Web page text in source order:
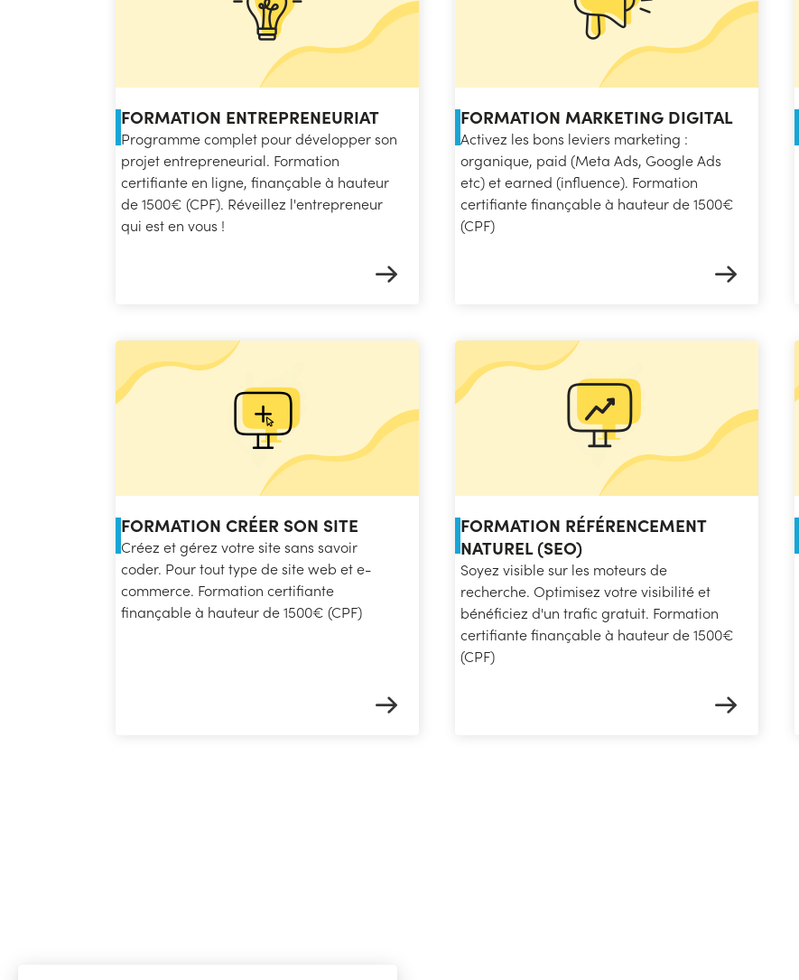
FORMATION ENTREPRENEURIAT
Programme complet pour développer son
projet entrepreneurial. Formation
certifiante en ligne, finançable à hauteur
de 1500€ (CPF). Réveillez l'entrepreneur
qui est en vous !
FORMATION MARKETING DIGITAL
Activez les bons leviers marketing :
organique, paid (Meta Ads, Google Ads
etc) et earned (influence). Formation
certifiante finançable à hauteur de 1500€
(CPF)
FORMATION CRÉER SON SITE
Créez et gérez votre site sans savoir
coder. Pour tout type de site web et e-
commerce. Formation certifiante
finançable à hauteur de 1500€ (CPF)
FORMATION RÉFÉRENCEMENT
NATUREL (SEO)
Soyez visible sur les moteurs de
recherche. Optimisez votre visibilité et
bénéficiez d'un trafic gratuit. Formation
certifiante finançable à hauteur de 1500€
(CPF)